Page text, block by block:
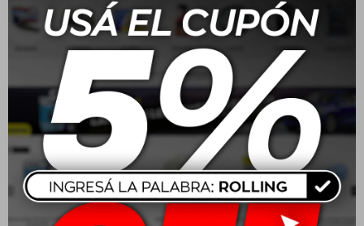
de arranque convencional y demanda eléctrica moderada
o alta. Con más de 30 años en el mercado, destacan por su
calidad y tecnología, proporcionando energía confiable
para vehículos, comercios e industrias.
Características:
Tecnología en rejillas: Rejillas laminadas expandidas que
mejoran la resistencia a la corrosión y aseguran alta
conductividad.
Montaje robotizado: Proceso automatizado que garantiza
uniformidad y calidad en cada batería.
Tecnología de cargas: Sistema avanzado que optimiza el